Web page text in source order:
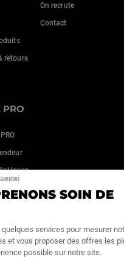
SOIN DE
services pour mesurer
et vous proposer des offres les
possible sur notre site.
retours
On recrute
Contact
PRO